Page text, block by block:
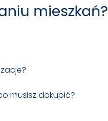
mieszkań?
musisz dokupić?